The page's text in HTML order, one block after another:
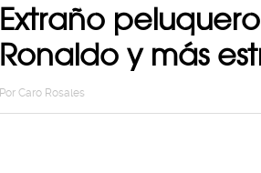
Extraño
Ronaldo y más
Por Caro Rosales